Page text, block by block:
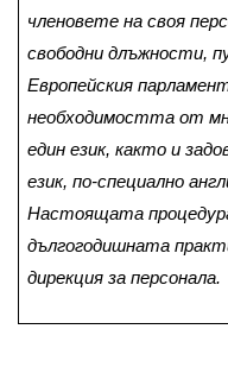
членовете на своя
свободни длъжности,
Европейския
необходимостта от
един език, както и
език, по-специално
Настоящата
дългогодишната
дирекция за персонала.